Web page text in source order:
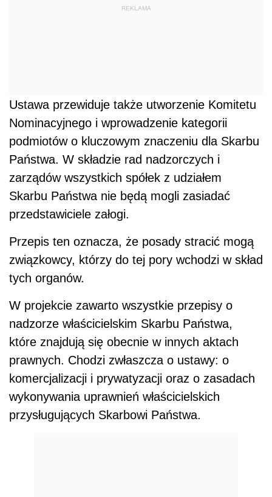
REKLAMA
Ustawa przewiduje także utworzenie Komitetu
Nominacyjnego i wprowadzenie kategorii
podmiotów o kluczowym znaczeniu dla Skarbu
Państwa. W składzie rad nadzorczych i
zarządów wszystkich spółek z udziałem
Skarbu Państwa nie będą mogli zasiadać
przedstawiciele załogi.
Przepis ten oznacza, że posady stracić mogą
związkowcy, którzy do tej pory wchodzi w skład
tych organów.
W projekcie zawarto wszystkie przepisy o
nadzorze właścicielskim Skarbu Państwa,
które znajdują się obecnie w innych aktach
prawnych. Chodzi zwłaszcza o ustawy: o
komercjalizacji i prywatyzacji oraz o zasadach
wykonywania uprawnień właścicielskich
przysługujących Skarbowi Państwa.